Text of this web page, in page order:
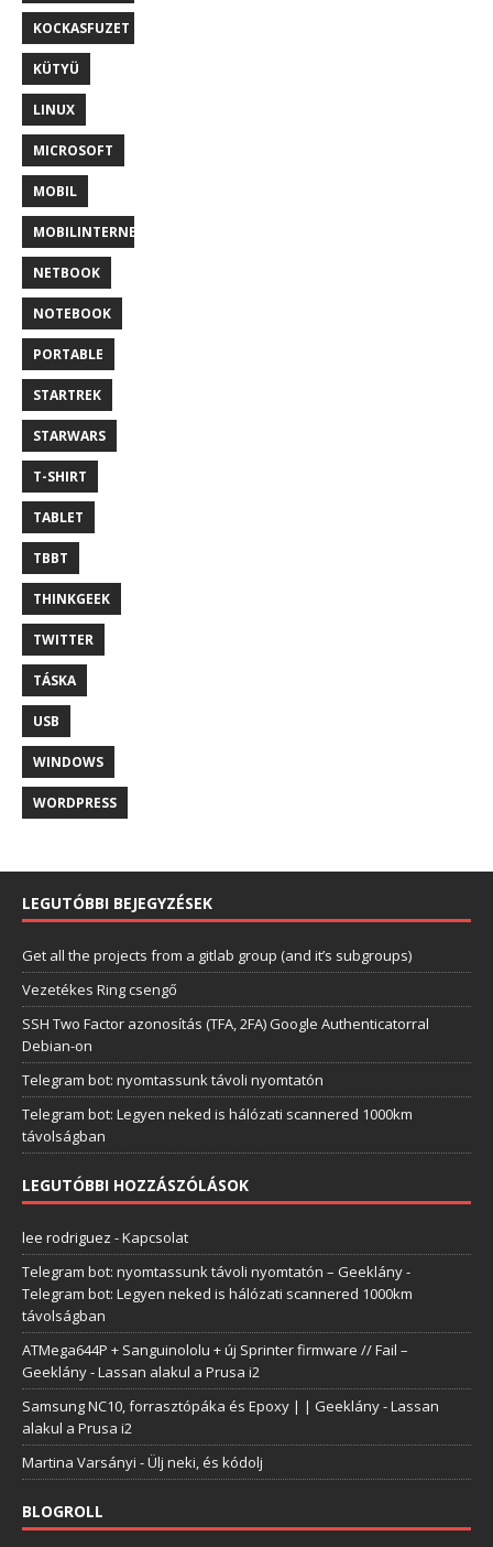
KOCKASFUZET
KÜTYÜ
LINUX
MICROSOFT
MOBIL
MOBILINTERNET
NETBOOK
NOTEBOOK
PORTABLE
STARTREK
STARWARS
T-SHIRT
TABLET
TBBT
THINKGEEK
TWITTER
TÁSKA
USB
WINDOWS
WORDPRESS
LEGUTÓBBI BEJEGYZÉSEK
Get all the projects from a gitlab group (and it’s subgroups)
Vezetékes Ring csengő
SSH Two Factor azonosítás (TFA, 2FA) Google Authenticatorral
Debian-on
Telegram bot: nyomtassunk távoli nyomtatón
Telegram bot: Legyen neked is hálózati scannered 1000km
távolságban
LEGUTÓBBI HOZZÁSZÓLÁSOK
lee rodriguez -Kapcsolat
Telegram bot: nyomtassunk távoli nyomtatón – Geeklány-
Telegram bot: Legyen neked is hálózati scannered 1000km
távolságban
ATMega644P + Sanguinololu + új Sprinter firmware // Fail –
Geeklány-Lassan alakul a Prusa i2
Samsung NC10, forrasztópáka és Epoxy | | Geeklány-Lassan
alakul a Prusa i2
Martina Varsányi -Ülj neki, és kódolj
BLOGROLL